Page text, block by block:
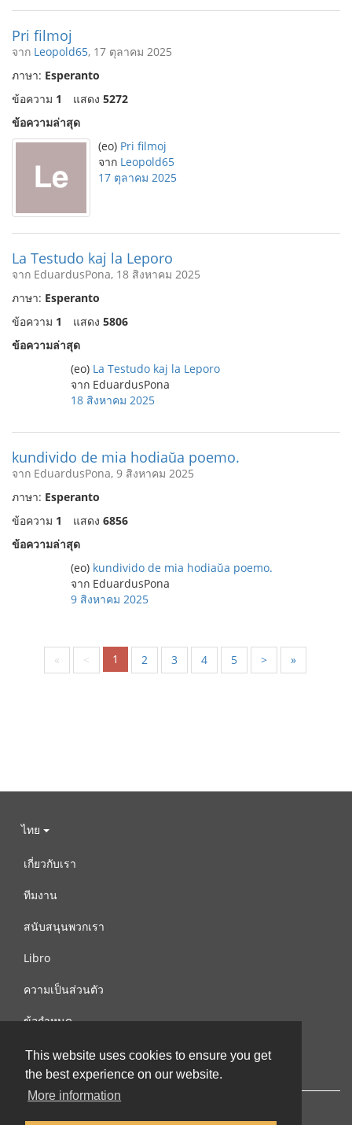
This website uses cookies to ensure you get
the best experience on our website.
More information
Pri filmoj
จาก Leopold65, 17 ตุลาคม 2025
ภาษา: Esperanto
ข้อความ 1 แสดง 5272
ข้อความล่าสุด
(eo) Pri filmoj
จาก Leopold65
17 ตุลาคม 2025
La Testudo kaj la Leporo
จาก EduardusPona, 18 สิงหาคม 2025
ภาษา: Esperanto
ข้อความ 1 แสดง 5806
ข้อความล่าสุด
(eo) La Testudo kaj la Leporo
จาก EduardusPona
18 สิงหาคม 2025
kundivido de mia hodiaŭa poemo.
จาก EduardusPona, 9 สิงหาคม 2025
ภาษา: Esperanto
ข้อความ 1 แสดง 6856
ข้อความล่าสุด
(eo) kundivido de mia hodiaŭa poemo.
จาก EduardusPona
9 สิงหาคม 2025
« < 1 2 3 4 5 > »
ไทย
เกี่ยวกับเรา
ทีมงาน
สนับสนุนพวกเรา
Libro
ความเป็นส่วนตัว
ข้อกำหนด
ติดต่อเรา